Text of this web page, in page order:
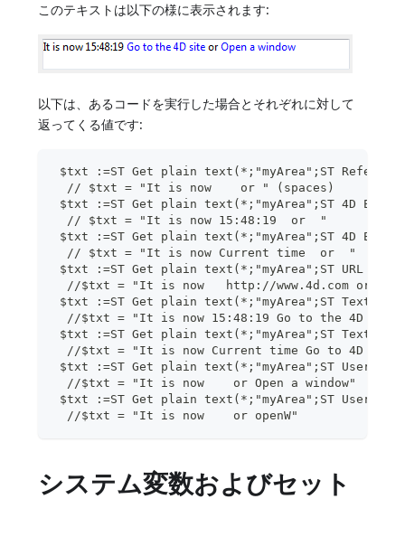
このテキストは以下の様に表示されます:
以下は、あるコードを実行した場合とそれぞれに対して
返ってくる値です:
$txt :=ST Get plain text(*;"myArea";ST
// $txt = "It is now    or " (spaces)
$txt :=ST Get plain text(*;"myArea";ST 4D
// $txt = "It is now 15:48:19  or  "
$txt :=ST Get plain text(*;"myArea";ST 4D
// $txt = "It is now Current time  or  "
$txt :=ST Get plain text(*;"myArea";ST URL as
//$txt = "It is now   http://www.4d.com or  "
$txt :=ST Get plain text(*;"myArea";ST Text
//$txt = "It is now 15:48:19 Go to the 4D site
$txt :=ST Get plain text(*;"myArea";ST Text
//$txt = "It is now Current time Go to 4D site
$txt :=ST Get plain text(*;"myArea";ST User
//$txt = "It is now    or Open a window"
$txt :=ST Get plain text(*;"myArea";ST User
//$txt = "It is now    or openW"
システム変数およびセット